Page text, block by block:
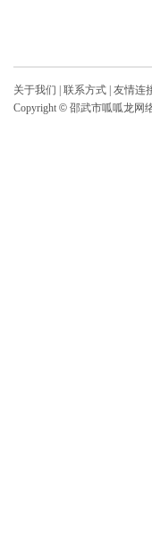
关于我们 联系方式 友情连
Copyright © 邵武市呱呱龙网